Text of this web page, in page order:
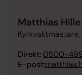
Matthias Hille
Direkt: 0500-
E-post: